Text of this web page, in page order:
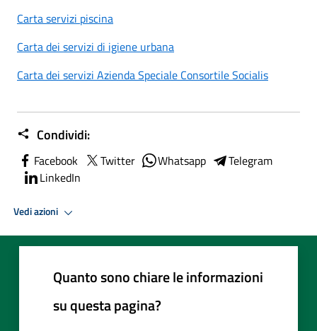
Carta servizi piscina
Carta dei servizi di igiene urbana
Carta dei servizi Azienda Speciale Consortile Socialis
Condividi:
Facebook Twitter Whatsapp
Telegram
LinkedIn
Vedi azioni
Quanto sono chiare le informazioni
su questa pagina?